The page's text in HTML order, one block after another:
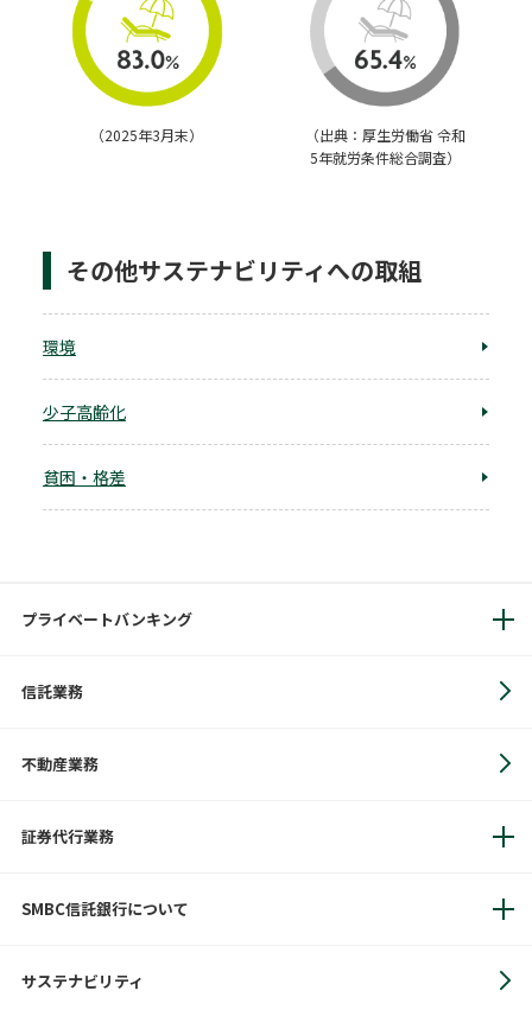
（2025年3月末）
（出典：厚生労働省 令和
5年就労条件総合調査）
その他サステナビリティへの取組
環境
少子高齢化
貧困・格差
プライベートバンキング
信託業務
不動産業務
証券代行業務
SMBC信託銀行について
サステナビリティ